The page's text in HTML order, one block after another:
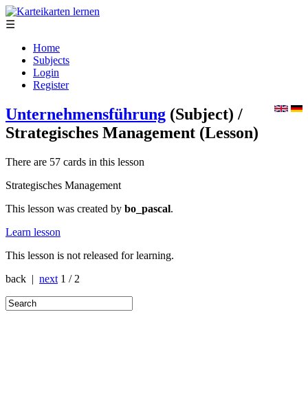
☰
Home
Subjects
Login
Register
Unternehmensführung (Subject) /
Strategisches Management (Lesson)
There are 57 cards in this lesson
Strategisches Management
This lesson was created by bo_pascal.
Learn lesson
This lesson is not released for learning.
back | next 1 / 2